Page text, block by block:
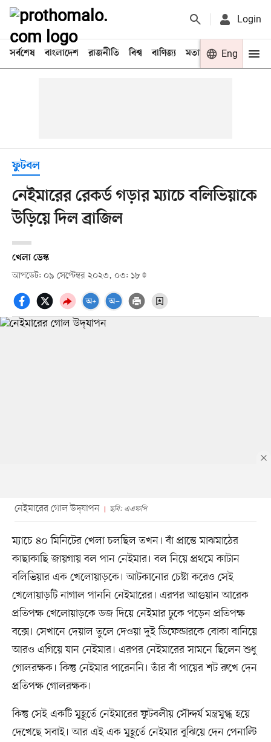
Login
সর্বশেষ বাংলাদেশ রাজনীতি বিশ্ব বাণিজ্য মতামত খেলা
Eng
ফুটবল
নেইমারের রেকর্ড গড়ার ম্যাচে বলিভিয়াকে
উড়িয়ে দিল ব্রাজিল
খেলা ডেস্ক
আপডেট: ০৯ সেপ্টেম্বর ২০২৩, ০৩: ১৮
নেইমারের গোল উদ্‌যাপন ছবি: এএফপি
ম্যাচে ৪০ মিনিটের খেলা চলছিল তখন। বাঁ প্রান্তে মাঝমাঠের
কাছাকাছি জায়গায় বল পান নেইমার। বল নিয়ে প্রথমে কাটান
বলিভিয়ার এক খেলোয়াড়কে। আটকানোর চেষ্টা করেও সেই
খেলোয়াড়টি নাগাল পাননি নেইমারের। এরপর আগুয়ান আরেক
প্রতিপক্ষ খেলোয়াড়কে ডজ দিয়ে নেইমার ঢুকে পড়েন প্রতিপক্ষ
বক্সে। সেখানে দেয়াল তুলে দেওয়া দুই ডিফেন্ডারকে বোকা বানিয়ে
আরও এগিয়ে যান নেইমার। এরপর নেইমারের সামনে ছিলেন শুধু
গোলরক্ষক। কিন্তু নেইমার পারেননি। তাঁর বাঁ পায়ের শট রুখে দেন
প্রতিপক্ষ গোলরক্ষক।
কিন্তু সেই একটি মুহূর্তে নেইমারের ফুটবলীয় সৌন্দর্য মন্ত্রমুগ্ধ হয়ে
দেখেছে সবাই। আর এই এক মুহূর্তে নেইমার বুঝিয়ে দেন পেনাল্টি